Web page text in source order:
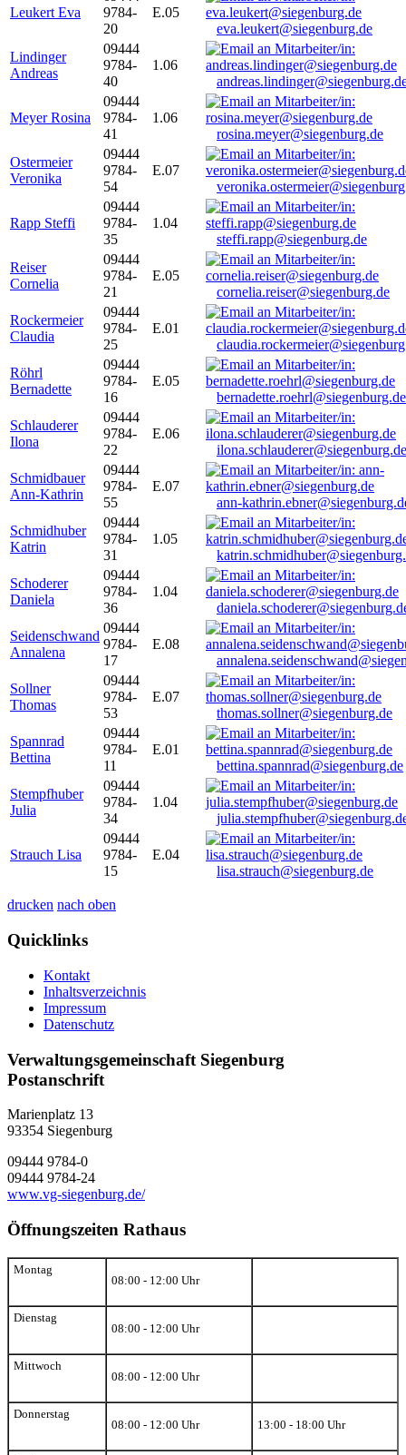
Leukert Eva
9784-
20
E.05
eva.leukert@siegenburg.de
Lindinger
Andreas
09444
9784-
40
1.06
Meyer Rosina
09444
9784-
41
1.06
rosina.meyer@siegenburg.de
Ostermeier
Veronika
09444
9784-
54
E.07
Rapp Steffi
09444
9784-
35
1.04
steffi.rapp@siegenburg.de
Reiser
Cornelia
09444
9784-
21
E.05
cornelia.reiser@siegenburg.de
Rockermeier
Claudia
09444
9784-
25
E.01
Röhrl
Bernadette
09444
9784-
16
E.05
bernadette.roehrl@siegenburg.de
Schlauderer
Ilona
09444
9784-
22
E.06
ilona.schlauderer@siegenburg.de
Schmidbauer
Ann-Kathrin
09444
9784-
55
E.07
ann-
Schmidhuber
Katrin
09444
9784-
31
1.05
Schoderer
Daniela
09444
9784-
36
1.04
Seidenschwand
Annalena
09444
9784-
17
E.08
Sollner
Thomas
09444
9784-
53
E.07
thomas.sollner@siegenburg.de
Spannrad
Bettina
09444
9784-
11
E.01
bettina.spannrad@siegenburg.de
Stempfhuber
Julia
09444
9784-
34
1.04
Strauch Lisa
09444
9784-
15
E.04
lisa.strauch@siegenburg.de
drucken nach oben
Quicklinks
Kontakt
Inhaltsverzeichnis
Impressum
Datenschutz
Verwaltungsgemeinschaft Siegenburg
Postanschrift
Marienplatz 13
93354 Siegenburg
09444 9784-0
09444 9784-24
www.vg-siegenburg.de/
Öffnungszeiten Rathaus
Montag
08:00 - 12:00 Uhr
Dienstag
08:00 - 12:00 Uhr
Mittwoch
08:00 - 12:00 Uhr
Donnerstag
08:00 - 12:00 Uhr
13:00 - 18:00 Uhr